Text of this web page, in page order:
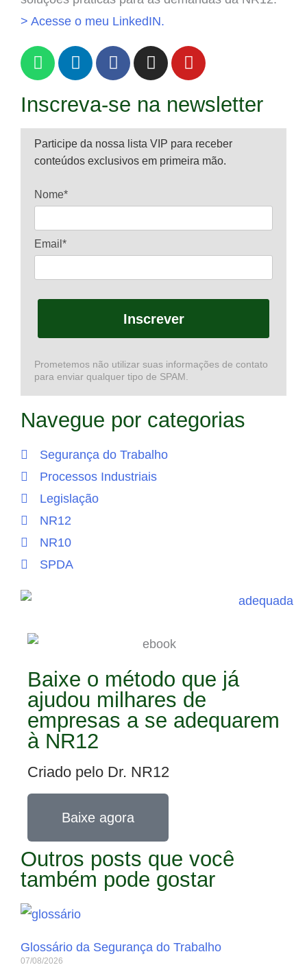
> Acesse o meu LinkedIN.
Inscreva-se na newsletter
Participe da nossa lista VIP para receber
conteúdos exclusivos em primeira mão.
Nome*
Email*
Inscrever
Prometemos não utilizar suas informações de contato
para enviar qualquer tipo de SPAM.
Navegue por categorias
Segurança do Trabalho
Processos Industriais
Legislação
NR12
NR10
SPDA
Baixe o método que já
ajudou milhares de
empresas a se adequarem
à NR12
Criado pelo Dr. NR12
Baixe agora
Outros posts que você
também pode gostar
Glossário da Segurança do Trabalho
07/08/2026